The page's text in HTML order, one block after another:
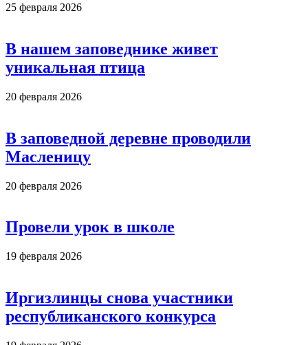
25 февраля 2026
В нашем заповеднике живет
уникальная птица
20 февраля 2026
В заповедной деревне проводили
Масленицу
20 февраля 2026
Провели урок в школе
19 февраля 2026
Иргизлинцы снова участники
республиканского конкурса